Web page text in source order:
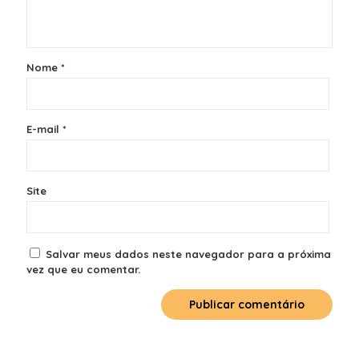
Nome *
E-mail *
Site
Salvar meus dados neste navegador para a próxima
vez que eu comentar.